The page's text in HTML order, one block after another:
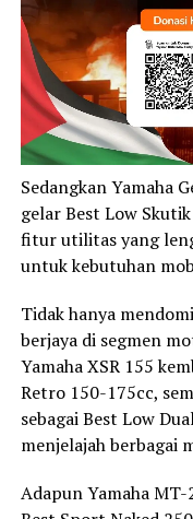
Sedangkan Yamaha
gelar Best Low
fitur utilitas yang
untuk kebutuhan
Tidak hanya
berjaya di segmen
Yamaha XSR 155
Retro 150-175cc,
sebagai Best Low
menjelajah berbagai
Adapun Yamaha